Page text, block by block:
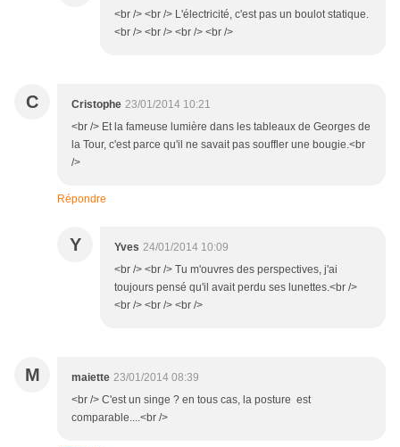
<br /> <br /> L'électricité, c'est pas un boulot statique.
<br /> <br /> <br /> <br />
C Cristophe 23/01/2014 10:21
<br /> Et la fameuse lumière dans les tableaux de Georges de
la Tour, c'est parce qu'il ne savait pas souffler une bougie.<br
/>
Répondre
Y Yves 24/01/2014 10:09
<br /> <br /> Tu m'ouvres des perspectives, j'ai
toujours pensé qu'il avait perdu ses lunettes.<br />
<br /> <br /> <br />
M maiette 23/01/2014 08:39
<br /> C'est un singe ? en tous cas, la posture est
comparable....<br />